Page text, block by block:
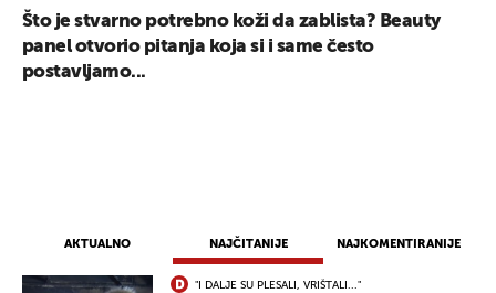
AKTUALNO NAJČITANIJE NAJKOMENTIRANIJE
"I DALJE SU PLESALI, VRIŠTALI..."
Što je stvarno potrebno koži da zablista? Beauty
panel otvorio pitanja koja si i same često
postavljamo...